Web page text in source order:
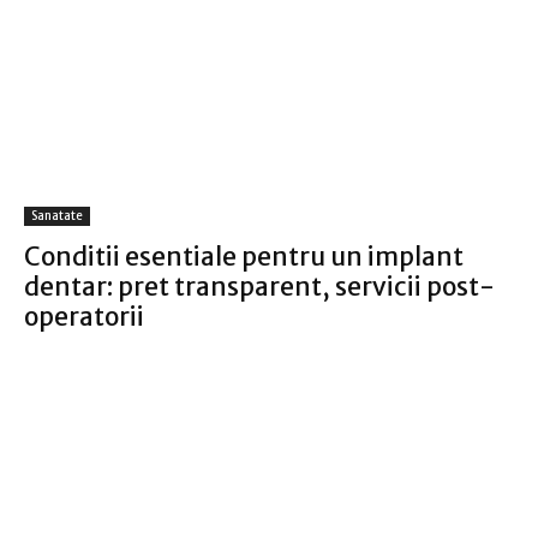
Sanatate
Conditii esentiale pentru un implant
dentar: pret transparent, servicii post-
operatorii